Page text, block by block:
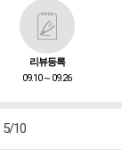
리뷰등록
09.10 ~ 09.26
10